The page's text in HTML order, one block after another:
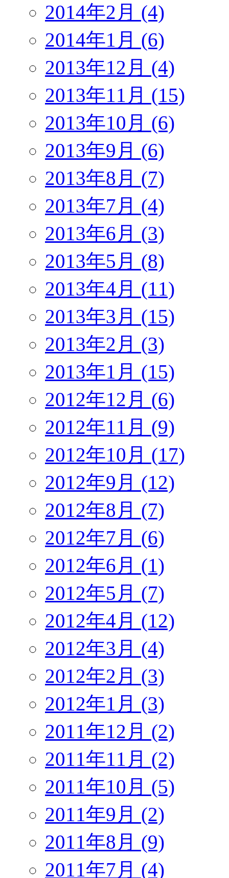
2014年2月 (4)
2014年1月 (6)
2013年12月 (4)
2013年11月 (15)
2013年10月 (6)
2013年9月 (6)
2013年8月 (7)
2013年7月 (4)
2013年6月 (3)
2013年5月 (8)
2013年4月 (11)
2013年3月 (15)
2013年2月 (3)
2013年1月 (15)
2012年12月 (6)
2012年11月 (9)
2012年10月 (17)
2012年9月 (12)
2012年8月 (7)
2012年7月 (6)
2012年6月 (1)
2012年5月 (7)
2012年4月 (12)
2012年3月 (4)
2012年2月 (3)
2012年1月 (3)
2011年12月 (2)
2011年11月 (2)
2011年10月 (5)
2011年9月 (2)
2011年8月 (9)
2011年7月 (4)